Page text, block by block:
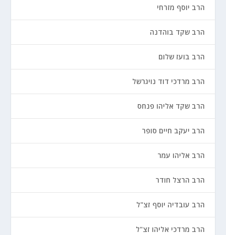
הרב יוסף מזרחי
הרב שקד בוהדנה
הרב בועז שלום
הרב מרדכי דוד נויגרשל
הרב שקד אליהו פנחס
הרב יעקב חיים סופר
הרב אליהו עמר
הרב הרצל חודר
הרב עובדיה יוסף זצ"ל
הרב מרדכי אליהו זצ"ל